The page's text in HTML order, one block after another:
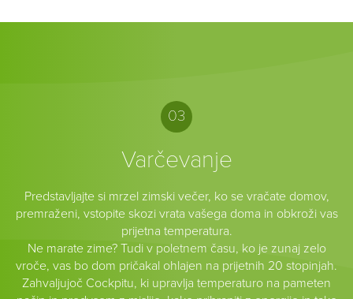
03
Varčevanje
Predstavljajte si mrzel zimski večer, ko se vračate domov,
premraženi, vstopite skozi vrata vašega doma in obkroži vas
prijetna temperatura.
Ne marate zime? Tudi v poletnem času, ko je zunaj zelo
vroče, vas bo dom pričakal ohlajen na prijetnih 20 stopinjah.
Zahvaljujoč Cockpitu, ki upravlja temperaturo na pameten